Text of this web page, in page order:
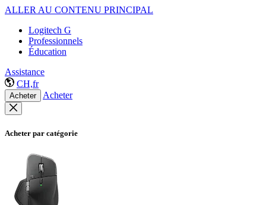
ALLER AU CONTENU PRINCIPAL
Logitech G
Professionnels
Éducation
Assistance
CH,fr
Acheter Acheter
Acheter par catégorie